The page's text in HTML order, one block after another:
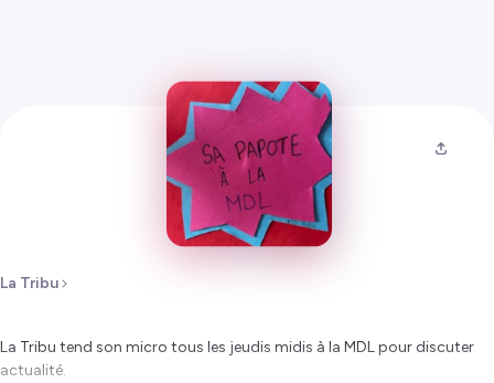
La Tribu
La Tribu tend son micro tous les jeudis midis à la MDL pour discuter
actualité.